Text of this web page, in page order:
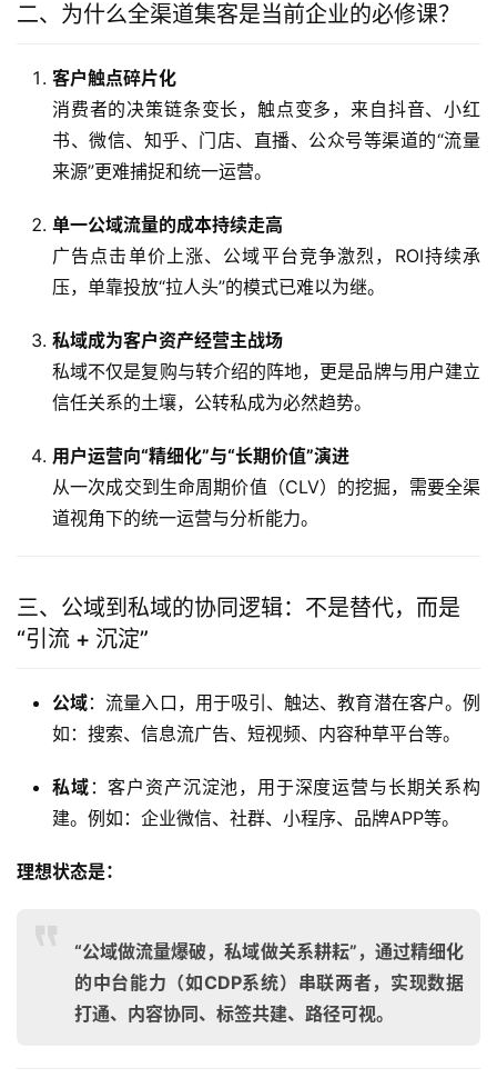
二、为什么全渠道集客是当前企业的必修课？
客户触点碎片化
消费者的决策链条变长，触点变多，来自抖音、小红
书、微信、知乎、门店、直播、公众号等渠道的“流量
来源”更难捕捉和统一运营。
单一公域流量的成本持续走高
广告点击单价上涨、公域平台竞争激烈，ROI持续承
压，单靠投放“拉人头”的模式已难以为继。
私域成为客户资产经营主战场
私域不仅是复购与转介绍的阵地，更是品牌与用户建立
信任关系的土壤，公转私成为必然趋势。
用户运营向“精细化”与“长期价值”演进
从一次成交到生命周期价值（CLV）的挖掘，需要全渠
道视角下的统一运营与分析能力。
三、公域到私域的协同逻辑：不是替代，而是
“引流 + 沉淀”
公域：流量入口，用于吸引、触达、教育潜在客户。例
如：搜索、信息流广告、短视频、内容种草平台等。
私域 ：客户资产沉淀池，用于深度运营与长期关系构
建。例如：企业微信、社群、小程序、品牌APP等。
理想状态是：
“公域做流量爆破，私域做关系耕耘”，通过精细化
的中台能力（如CDP系统）串联两者，实现数据
打通、内容协同、标签共建、路径可视。